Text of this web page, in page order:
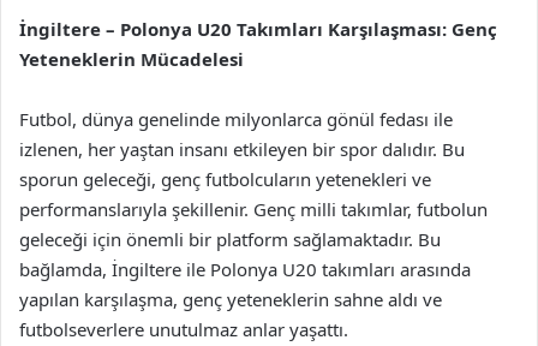
İngiltere – Polonya U20 Takımları Karşılaşması: Genç
Yeteneklerin Mücadelesi
Futbol, dünya genelinde milyonlarca gönül fedası ile
izlenen, her yaştan insanı etkileyen bir spor dalıdır. Bu
sporun geleceği, genç futbolcuların yetenekleri ve
performanslarıyla şekillenir. Genç milli takımlar, futbolun
geleceği için önemli bir platform sağlamaktadır. Bu
bağlamda, İngiltere ile Polonya U20 takımları arasında
yapılan karşılaşma, genç yeteneklerin sahne aldı ve
futbolseverlere unutulmaz anlar yaşattı.